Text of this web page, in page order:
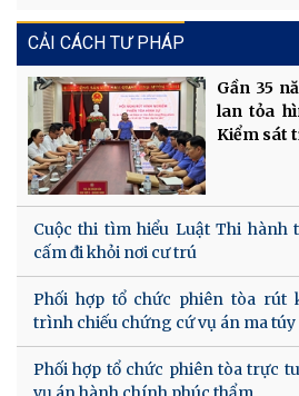
CẢI CÁCH TƯ PHÁP
Gần 35
lan tỏa
Kiểm sát
Cuộc thi tìm hiểu Luật Thi hành
cấm đi khỏi nơi cư trú
Phối hợp tổ chức phiên tòa rút
trình chiếu chứng cứ vụ án ma túy
Phối hợp tổ chức phiên tòa trực